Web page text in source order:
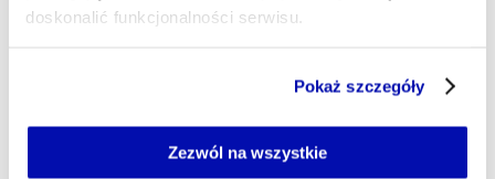
doskonalić funkcjonalności serwisu.
Jeżeli nie wyrażasz zgody na zapisywanie plików cookie,
możesz łatwo zarządzać swoimi uprawnieniami, np. we
własnej przeglądarce internetowej lub po wybraniu opcji
Pokaż szczegóły
Zezwól na wszystkie
finansów.